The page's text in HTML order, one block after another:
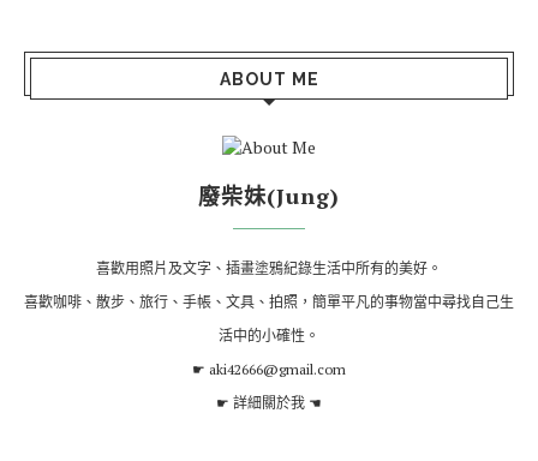
ABOUT ME
廢柴妹(Jung)
喜歡用照片及文字、插畫塗鴉紀錄生活中所有的美好。
喜歡咖啡、散步、旅行、手帳、文具、拍照，簡單平凡的事物當中尋找自己生
活中的小確性。
☛ aki42666@gmail.com
☛ 詳細關於我 ☚